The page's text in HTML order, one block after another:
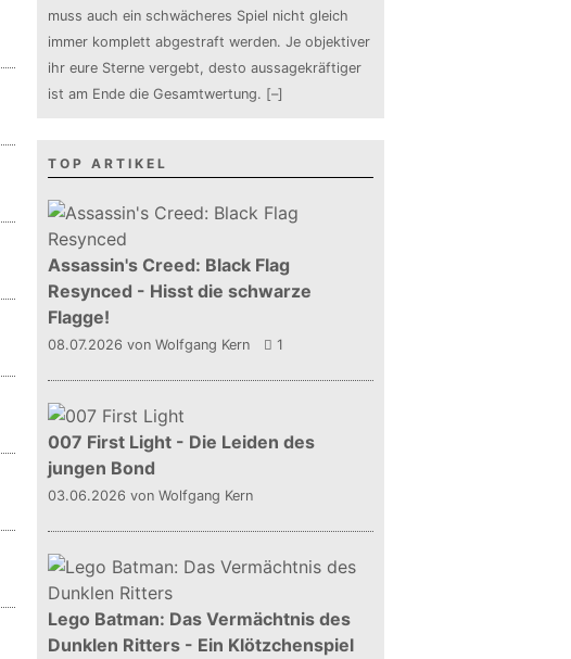
muss auch ein schwächeres Spiel nicht gleich
immer komplett abgestraft werden. Je objektiver
ihr eure Sterne vergebt, desto aussagekräftiger
ist am Ende die Gesamtwertung. [–]
TOP ARTIKEL
Assassin's Creed: Black Flag
Resynced - Hisst die schwarze
Flagge!
08.07.2026 von Wolfgang Kern 1
007 First Light - Die Leiden des
jungen Bond
03.06.2026 von Wolfgang Kern
Lego Batman: Das Vermächtnis des
Dunklen Ritters - Ein Klötzchenspiel